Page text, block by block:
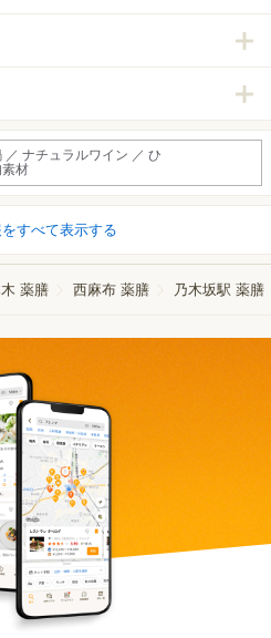
／ ナチュラルワイン ／ ひ
素材
すべて表示する
薬膳 西麻布 薬膳 乃木坂駅 薬膳